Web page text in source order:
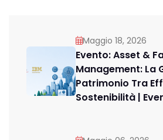
Maggio 18, 2026
Evento: Asset &
Management: La
Patrimonio Tra
Sostenibilità |